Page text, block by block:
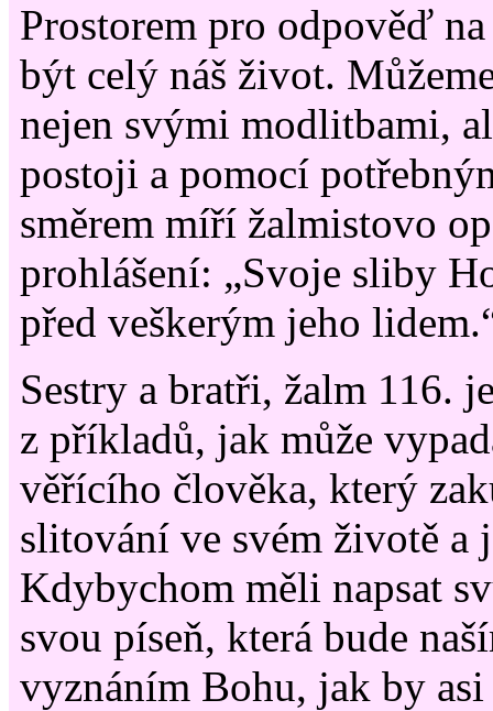
Prostorem pro odpověď
být celý náš život.
nejen svými modlitbami,
postoji a pomocí
směrem míří žalmistovo
prohlášení: „Svoje sliby
před veškerým jeho
Sestry a bratři, žalm 116.
z příkladů, jak může
věřícího člověka, který
slitování ve svém životě a
Kdybychom měli napsat
svou píseň, která bude
vyznáním Bohu, jak by